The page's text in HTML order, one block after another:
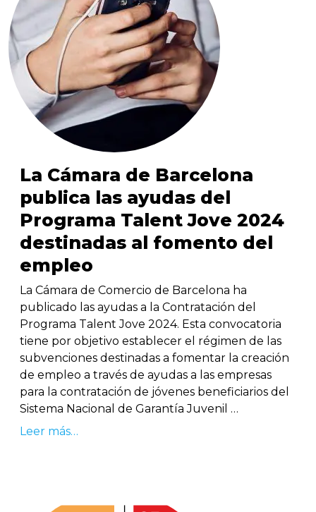
La Cámara de Barcelona
publica las ayudas del
Programa Talent Jove 2024
destinadas al fomento del
empleo
La Cámara de Comercio de Barcelona ha
publicado las ayudas a la Contratación del
Programa Talent Jove 2024. Esta convocatoria
tiene por objetivo establecer el régimen de las
subvenciones destinadas a fomentar la creación
de empleo a través de ayudas a las empresas
para la contratación de jóvenes beneficiarios del
Sistema Nacional de Garantía Juvenil …
Leer más…